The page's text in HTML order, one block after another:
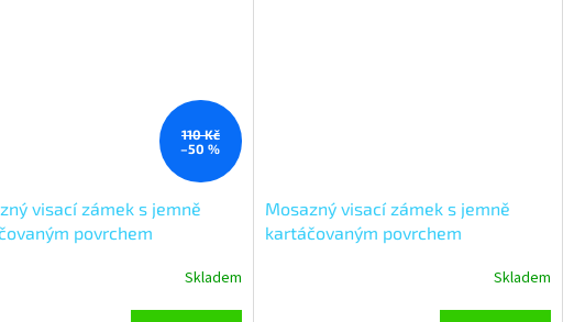
110 Kč
–50 %
visací zámek s jemně
povrchem
Skladem
Mosazný visací zámek s jemně
kartáčovaným povrchem
Skladem